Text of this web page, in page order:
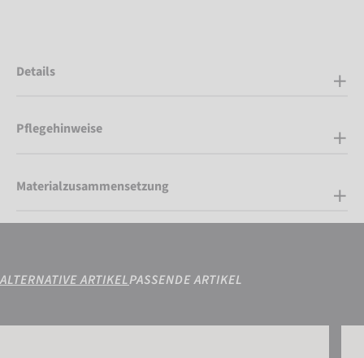
Details
Pflegehinweise
Materialzusammensetzung
ALTERNATIVE ARTIKELPASSENDE ARTIKEL